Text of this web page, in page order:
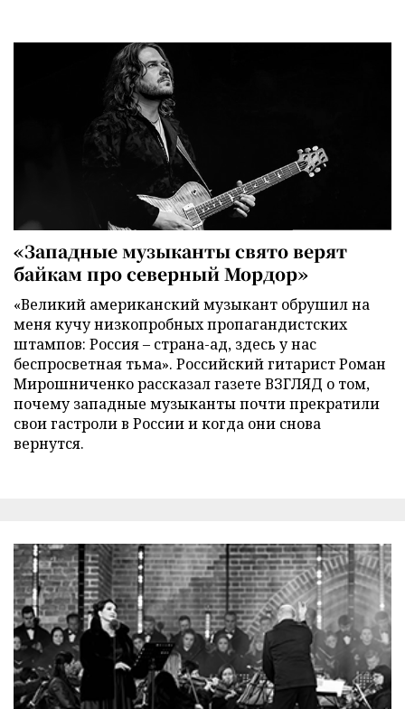
«Западные музыканты свято верят
байкам про северный Мордор»
«Великий американский музыкант обрушил на
меня кучу низкопробных пропагандистских
штампов: Россия – страна-ад, здесь у нас
беспросветная тьма». Российский гитарист Роман
Мирошниченко рассказал газете ВЗГЛЯД о том,
почему западные музыканты почти прекратили
свои гастроли в России и когда они снова
вернутся.